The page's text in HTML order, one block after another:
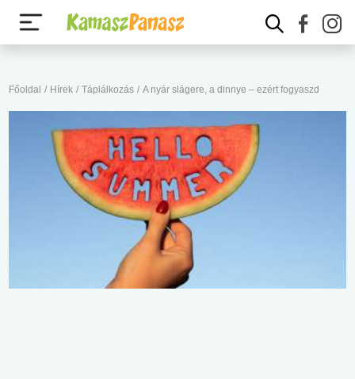
Főoldal / Hírek / Táplálkozás / A nyár slágere, a dinnye – ezért fogyaszd